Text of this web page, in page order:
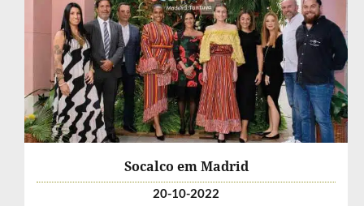
Socalco em Madrid
20-10-2022